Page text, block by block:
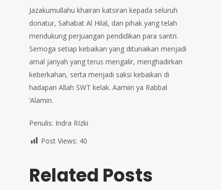
Jazakumullahu khairan katsiran kepada seluruh
donatur, Sahabat Al Hilal, dan pihak yang telah
mendukung perjuangan pendidikan para santri.
Semoga setiap kebaikan yang ditunaikan menjadi
amal jariyah yang terus mengalir, menghadirkan
keberkahan, serta menjadi saksi kebaikan di
hadapan Allah SWT kelak. Aamiin ya Rabbal
‘Alamin.
Penulis: Indra RIzki
Post Views: 40
Related Posts